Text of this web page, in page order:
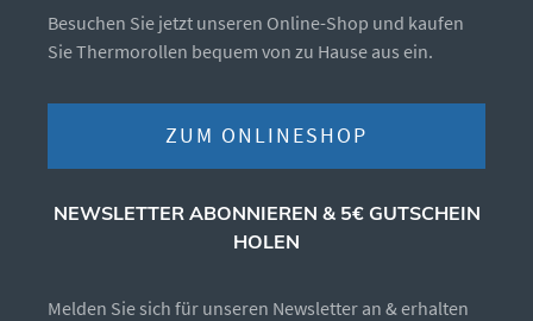
Besuchen Sie jetzt unseren Online-Shop und kaufen
Sie Thermorollen bequem von zu Hause aus ein.
ZUM ONLINESHOP
NEWSLETTER ABONNIEREN & 5€ GUTSCHEIN
HOLEN
Melden Sie sich für unseren Newsletter an & erhalten